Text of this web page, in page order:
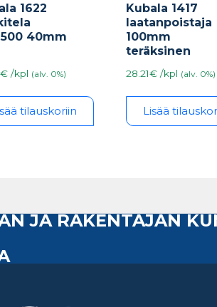
1622
40mm
/kpl (alv. 0%)
tilauskoriin
Kubala 1417
laatanpoistaja
100mm
teräksinen
28.21€ /kpl (alv. 0%)
Lisää
JA RAKENTAJAN